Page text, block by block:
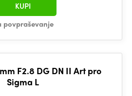
povpraševanje
KUPI
F2.8 DG DN II Art pro
Sigma L